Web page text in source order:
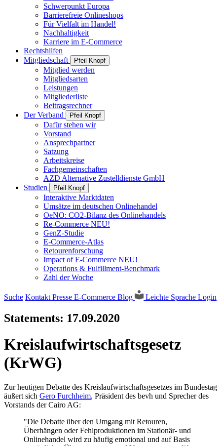
Schwerpunkt Europa
Barrierefreie Onlineshops
Für Vielfalt im Handel!
Nachhaltigkeit
Karriere im E-Commerce
Rechtshilfen
Mitgliedschaft
Pfeil Knopf
Mitglied werden
Mitgliedsarten
Leistungen
Mitgliederliste
Beitragsrechner
Der Verband
Pfeil Knopf
Dafür stehen wir
Vorstand
Ansprechpartner
Satzung
Arbeitskreise
Fachgemeinschaften
AZD Alternative Zustelldienste GmbH
Studien
Pfeil Knopf
Interaktive Marktdaten
Umsätze im deutschen Onlinehandel
OeNO: CO2-Bilanz des Onlinehandels
Re-Commerce NEU!
GenZ-Studie
E-Commerce-Atlas
Retourenforschung
Impact of E-Commerce NEU!
Operations & Fulfillment-Benchmark
Zahl der Woche
Suche Kontakt Presse E-Commerce Blog Leichte Sprache Login
Statements: 17.09.2020
Kreislaufwirtschaftsgesetz
(KrWG)
Zur heutigen Debatte des Kreislaufwirtschaftsgesetzes im Bundestag
äußert sich Gero Furchheim, Präsident des bevh und Sprecher des
Vorstands der Cairo AG:
"Die Debatte über den Umgang mit Retouren,
Überhängen oder Fehlproduktionen im Stationär- und
Onlinehandel wird zu häufig emotional und auf Basis